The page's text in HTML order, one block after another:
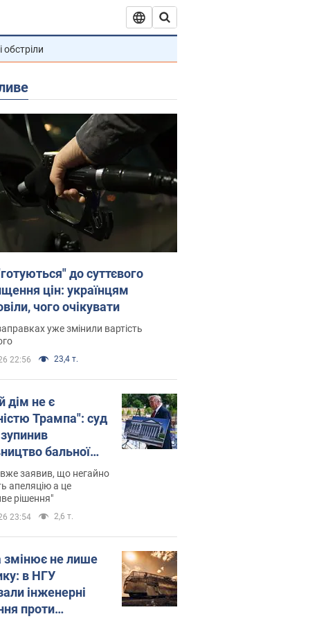
обстріли
до суттєвого
цін: українцям
чого очікувати
уже змінили вартість
22:56 23,4 т.
дім не є
Трампа": суд
бальної
$400 млн
заявив, що негайно
апеляцію а це
рішення"
23:54 2,6 т.
змінює не лише
в НГУ
інженерні
проти